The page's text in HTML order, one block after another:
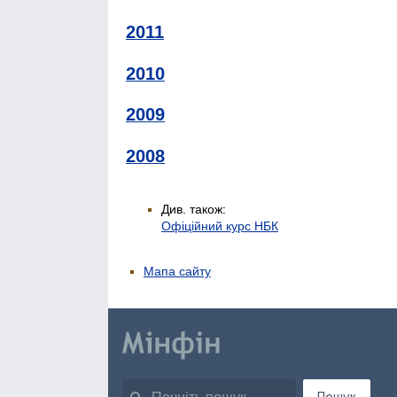
2011
2010
2009
2008
Див. також:
Офіційний курс НБК
Мапа сайту